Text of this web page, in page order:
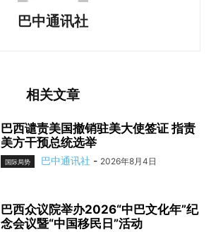
巴中通讯社
相关文章
巴西谴责美国撤销驻美大使签证 指责
美方干预总统选举
国际局势 巴中通讯社 - 2026年8月4日
巴西众议院举办2026“中巴文化年”纪
念会议暨“中国移民日”活动